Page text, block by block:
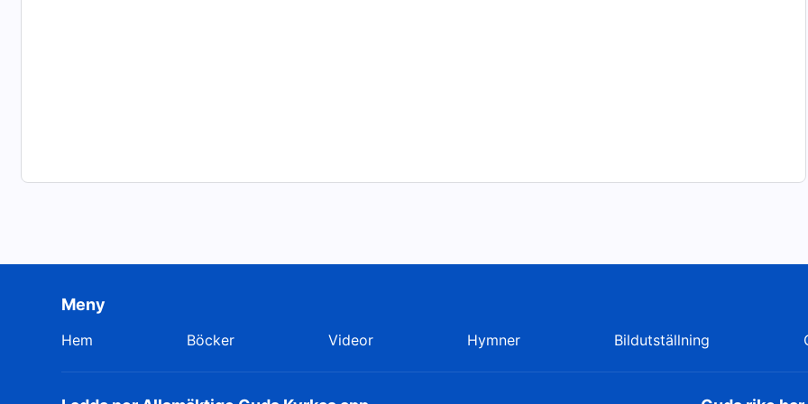
Meny
Hem Böcker Videor Hymner Bildutställning